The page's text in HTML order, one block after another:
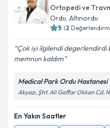
Ortopedi ve
Ordu, Altınordu
5 (2
Çok iyi ilgilendi degerlendirdi
memnun kaldım
Medical Park Ordu Hastanesi
Akyazı, Şht. Ali Gaffar Okkan Cd.
En Yakın Saatler